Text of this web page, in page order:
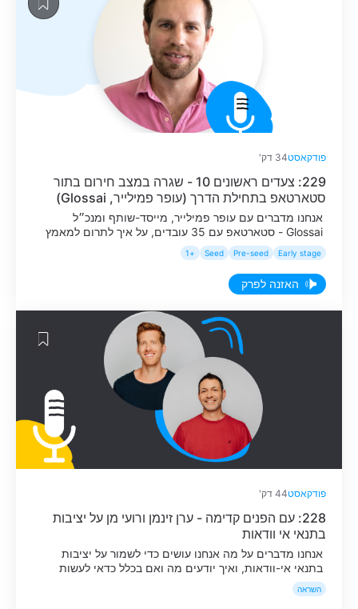
פודקאסט34 דק'
229: צעדים ראשונים 10 - שגרה במצב חירום בתור
סטארטאפ בתחילת הדרך (עופר פמילייר, Glossai)
אנחנו מדברים עם עופר פמילייר, מייסד-שותף ומנכ״ל
Glossai - סטארטאפ עם 35 עובדים, על איך לתרום למאמץ
המדיני ולהמשיך לשמור על שגרה בתור סטארטאפ קטן.
Early stage
Pre-seed
Seed
+1
האזנה לפרק
פודקאסט44 דק'
228: עם הפנים קדימה - ערן זינמן ורועי מן על יציבות
בתנאי אי וודאות
אנחנו מדברים על מה אנחנו עושים כדי לשמור על יציבות
בתנאי אי-וודאות, ואיך יודעים מה ואם בכלל כדאי לעשות
כאשר אין הרבה מידע.
השראה